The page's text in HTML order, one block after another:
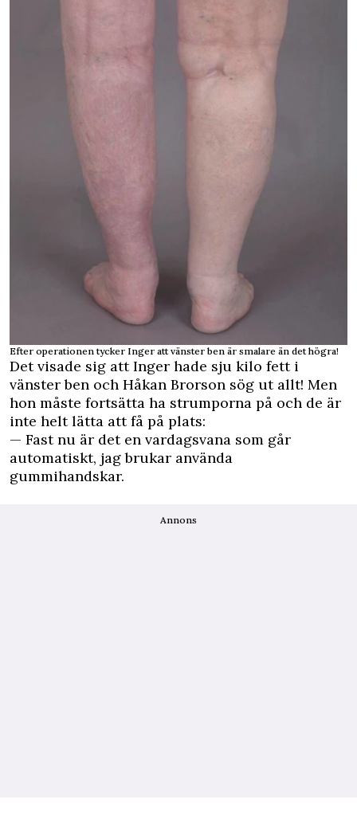
Efter operationen tycker Inger att vänster ben är smalare än det högra!
Det visade sig att Inger hade sju kilo fett i
vänster ben och Håkan Brorson sög ut allt! Men
hon måste fortsätta ha strumporna på och de är
inte helt lätta att få på plats:
— Fast nu är det en vardagsvana som går
automatiskt, jag brukar använda
gummihandskar.
Annons